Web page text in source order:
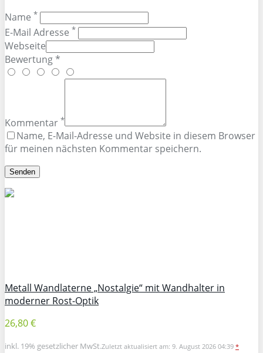
Name *
E-Mail Adresse *
Webseite
Bewertung *
Kommentar *
Name, E-Mail-Adresse und Website in diesem Browser
für meinen nächsten Kommentar speichern.
Metall Wandlaterne „Nostalgie“ mit Wandhalter in
moderner Rost-Optik
26,80 €
inkl. 19% gesetzlicher MwSt.Zuletzt aktualisiert am: 9. August 2026 04:39 *